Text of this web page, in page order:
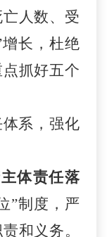
人数、受
长，杜绝
点抓好五个
系 ，强化
体责任落
”制度，严
和义务。